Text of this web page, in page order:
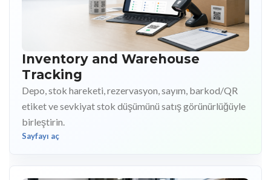
Inventory and Warehouse
Tracking
Depo, stok hareketi, rezervasyon, sayım, barkod/QR
etiket ve sevkiyat stok düşümünü satış görünürlüğüyle
birleştirin.
Sayfayı aç